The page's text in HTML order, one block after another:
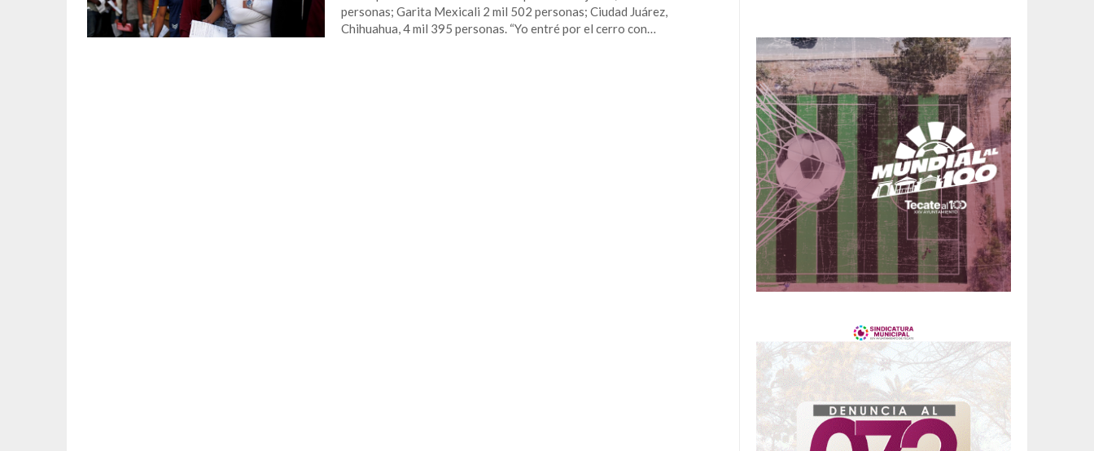
personas; Garita Mexicali 2 mil 502 personas; Ciudad Juárez,
Chihuahua, 4 mil 395 personas. “Yo entré por el cerro con…